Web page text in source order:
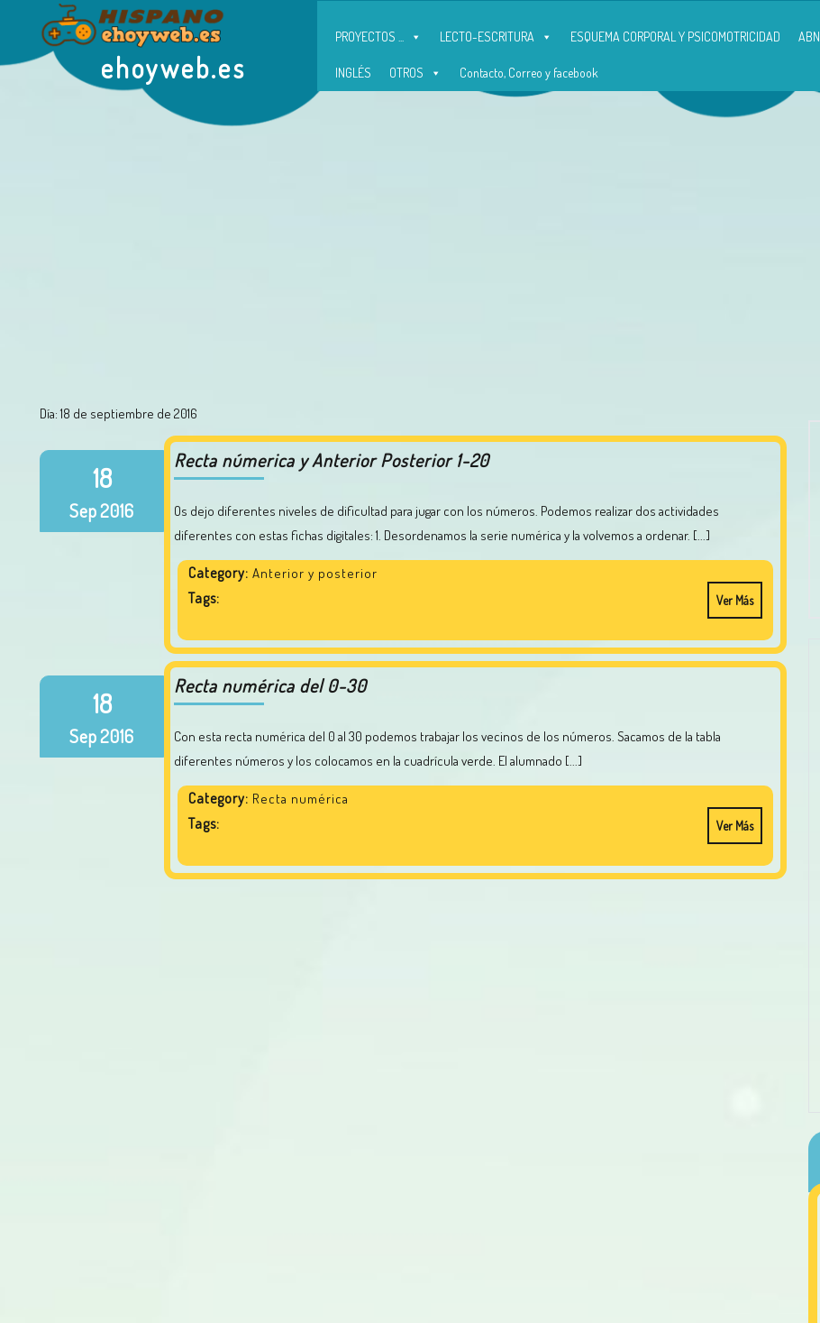
ehoyweb.es
PROYECTOS ... LECTO-ESCRITURA ESQUEMA CORPORAL Y PSICOMOTRICIDAD ABN
INGLÉS OTROS Contacto, Correo y facebook
Día:18 de septiembre de 2016
18
Sep2016
Recta númerica y Anterior Posterior 1-20
Os dejo diferentes niveles de dificultad para jugar con los números. Podemos realizar dos actividades
diferentes con estas fichas digitales: 1. Desordenamos la serie numérica y la volvemos a ordenar. [...]
Category:Anterior y posterior
Tags: Ver Más
18
Sep2016
Recta numérica del 0-30
Con esta recta numérica del 0 al 30 podemos trabajar los vecinos de los números. Sacamos de la tabla
diferentes números y los colocamos en la cuadrícula verde. El alumnado [...]
Category: Recta numérica
Tags: Ver Más